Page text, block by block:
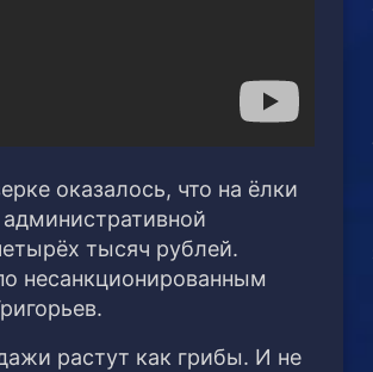
оказалось, что на ёлки
тысяч рублей.
несанкционированным
растут как грибы. И не